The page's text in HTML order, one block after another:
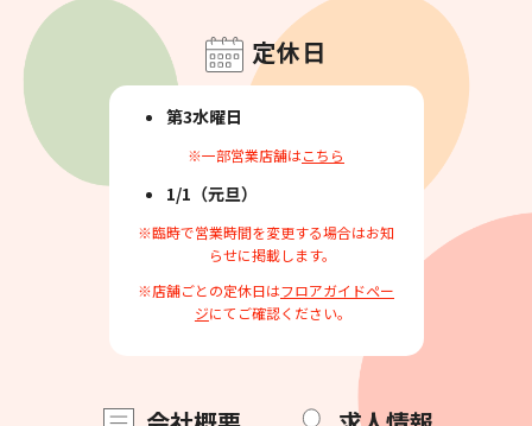
定休日
第3水曜日
※一部営業店舗はこちら
1/1（元旦）
※臨時で営業時間を変更する場合はお知
らせに掲載します。
※店舗ごとの定休日はフロアガイドペー
ジにてご確認ください。